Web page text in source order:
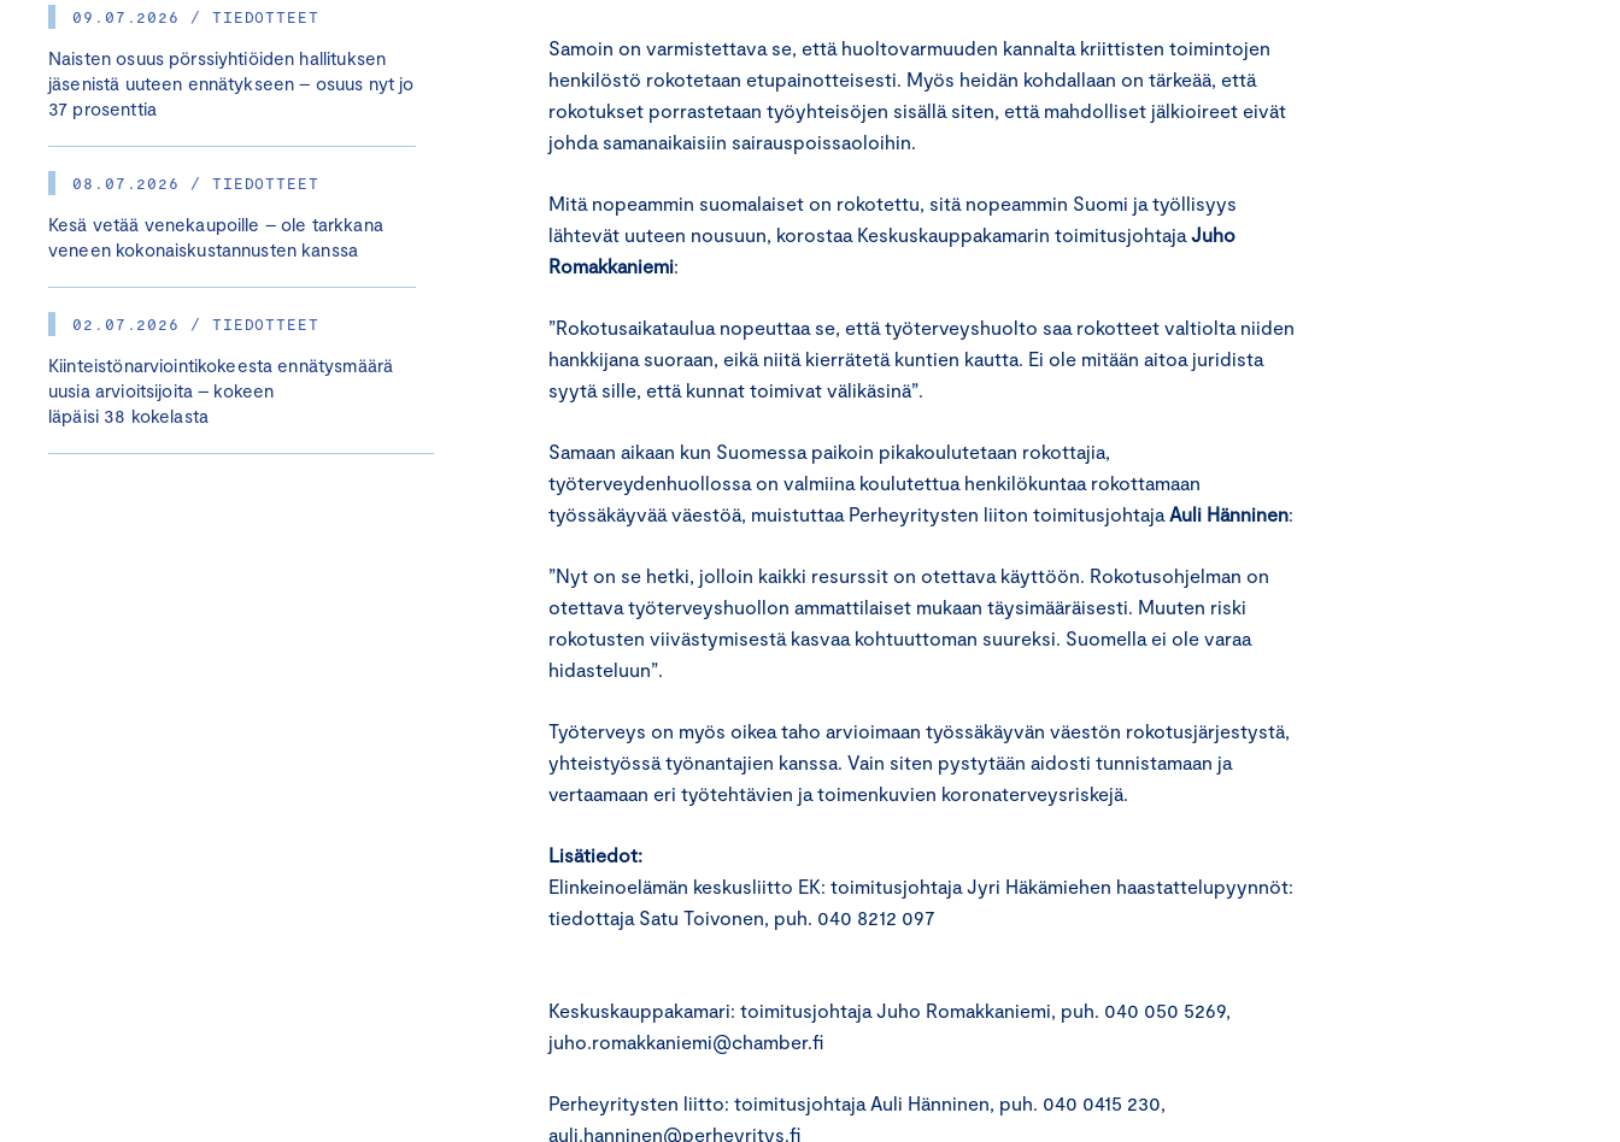
09.07.2026 / TIEDOTTEET
Naisten osuus pörssiyhtiöiden hallituksen
jäsenistä uuteen ennätykseen – osuus nyt jo
37 prosenttia
08.07.2026 / TIEDOTTEET
Kesä vetää venekaupoille – ole tarkkana
veneen kokonaiskustannusten kanssa
02.07.2026 / TIEDOTTEET
Kiinteistönarviointikokeesta ennätysmäärä
uusia arvioitsijoita – kokeen
läpäisi 38 kokelasta
Samoin on varmistettava se, että huoltovarmuuden kannalta kriittisten toimintojen
henkilöstö rokotetaan etupainotteisesti. Myös heidän kohdallaan on tärkeää, että
rokotukset porrastetaan työyhteisöjen sisällä siten, että mahdolliset jälkioireet eivät
johda samanaikaisiin sairauspoissaoloihin.
Mitä nopeammin suomalaiset on rokotettu, sitä nopeammin Suomi ja työllisyys
lähtevät uuteen nousuun, korostaa Keskuskauppakamarin toimitusjohtaja Juho
Romakkaniemi:
”Rokotusaikataulua nopeuttaa se, että työterveyshuolto saa rokotteet valtiolta niiden
hankkijana suoraan, eikä niitä kierrätetä kuntien kautta. Ei ole mitään aitoa juridista
syytä sille, että kunnat toimivat välikäsinä”.
Samaan aikaan kun Suomessa paikoin pikakoulutetaan rokottajia,
työterveydenhuollossa on valmiina koulutettua henkilökuntaa rokottamaan
työssäkäyvää väestöä, muistuttaa Perheyritysten liiton toimitusjohtaja Auli Hänninen:
”Nyt on se hetki, jolloin kaikki resurssit on otettava käyttöön. Rokotusohjelman on
otettava työterveyshuollon ammattilaiset mukaan täysimääräisesti. Muuten riski
rokotusten viivästymisestä kasvaa kohtuuttoman suureksi. Suomella ei ole varaa
hidasteluun”.
Työterveys on myös oikea taho arvioimaan työssäkäyvän väestön rokotusjärjestystä,
yhteistyössä työnantajien kanssa. Vain siten pystytään aidosti tunnistamaan ja
vertaamaan eri työtehtävien ja toimenkuvien koronaterveysriskejä.
Lisätiedot:
Elinkeinoelämän keskusliitto EK: toimitusjohtaja Jyri Häkämiehen haastattelupyynnöt:
tiedottaja Satu Toivonen, puh. 040 8212 097
Keskuskauppakamari: toimitusjohtaja Juho Romakkaniemi, puh. 040 050 5269,
juho.romakkaniemi@chamber.fi
Perheyritysten liitto: toimitusjohtaja Auli Hänninen, puh. 040 0415 230,
auli.hanninen@perheyritys.fi